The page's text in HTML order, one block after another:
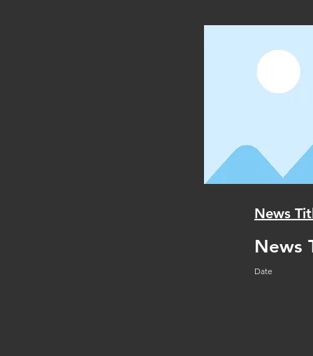
News
News
Date